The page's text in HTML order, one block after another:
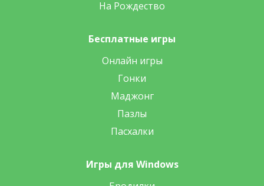
На Рождество
Бесплатные игры
Онлайн игры
Гонки
Маджонг
Пазлы
Пасхалки
Игры для Windows